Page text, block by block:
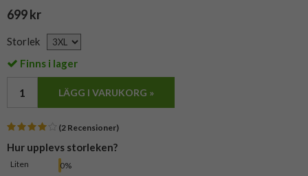
699 kr
Storlek
Finns i lager
LÄGG I VARUKORG »
(2 Recensioner)
Hur upplevs storleken?
Liten
0%